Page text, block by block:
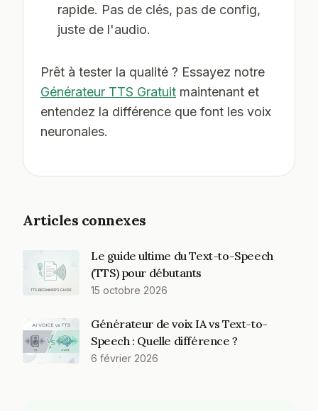
rapide. Pas de clés, pas de config,
juste de l'audio.
Prêt à tester la qualité ? Essayez notre
Générateur TTS Gratuit maintenant et
entendez la différence que font les voix
neuronales.
Articles connexes
Le guide ultime du Text-to-Speech
(TTS) pour débutants
15 octobre 2026
Générateur de voix IA vs Text-to-
Speech : Quelle différence ?
6 février 2026